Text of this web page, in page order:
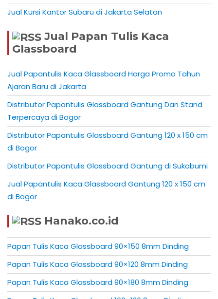
Jual Kursi Kantor Subaru di Jakarta Selatan
Jual Papan Tulis Kaca
Glassboard
Jual Papantulis Kaca Glassboard Harga Promo Tahun
Ajaran Baru di Jakarta
Distributor Papantulis Glassboard Gantung Dan Stand
Terpercaya di Bogor
Distributor Papantulis Glassboard Gantung 120 x 150 cm
di Bogor
Distributor Papantulis Glassboard Gantung di Sukabumi
Jual Papantulis Kaca Glassboard Gantung 120 x 150 cm
di Bogor
Hanako.co.id
Papan Tulis Kaca Glassboard 90×150 8mm Dinding
Papan Tulis Kaca Glassboard 90×120 8mm Dinding
Papan Tulis Kaca Glassboard 90×180 8mm Dinding